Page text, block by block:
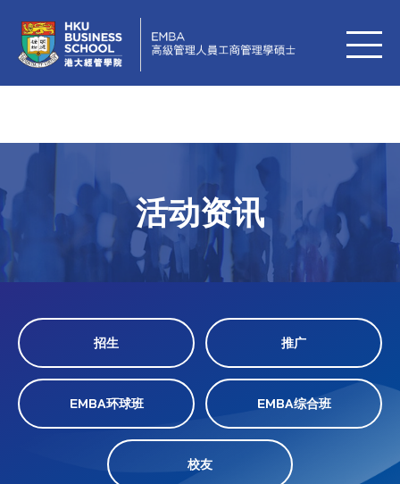
活动资讯
招生 推广
EMBA环球班 EMBA综合班
校友